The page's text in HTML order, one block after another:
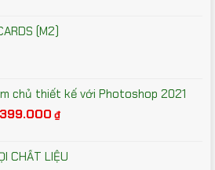
(M2)
chủ thiết kế với Photoshop 2021
Giá
399.000 ₫Giá
là:
CHẤT LIỆU